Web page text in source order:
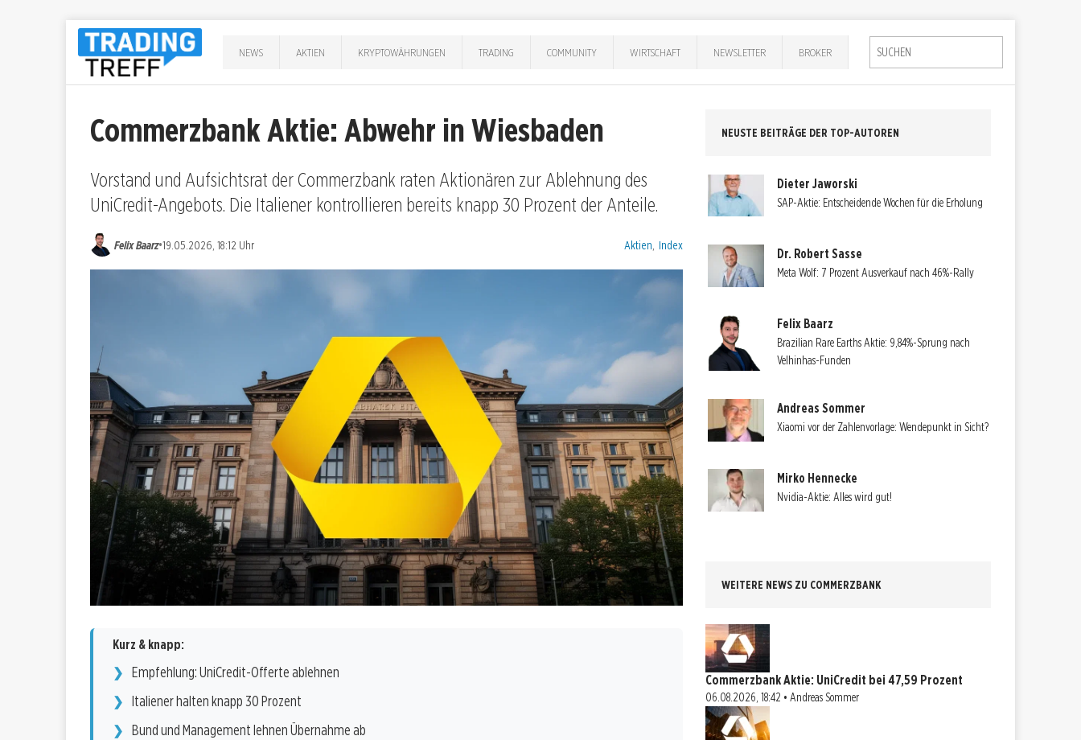
NEWS AKTIEN KRYPTOWÄHRUNGEN TRADING COMMUNITY WIRTSCHAFT NEWSLETTER BROKER
Commerzbank Aktie: Abwehr in Wiesbaden
Vorstand und Aufsichtsrat der Commerzbank raten Aktionären zur Ablehnung des
UniCredit-Angebots. Die Italiener kontrollieren bereits knapp 30 Prozent der Anteile.
Felix Baarz•19.05.2026, 18:12 Uhr Kategorien:
Aktien Index
Kurz & knapp:
Empfehlung: UniCredit-Offerte ablehnen
Italiener halten knapp 30 Prozent
Bund und Management lehnen Übernahme ab
NEUSTE BEITRÄGE DER TOP-AUTOREN
Dieter Jaworski
SAP-Aktie: Entscheidende Wochen für die Erholung
Dr. Robert Sasse
Meta Wolf: 7 Prozent Ausverkauf nach 46%-Rally
Felix Baarz
Brazilian Rare Earths Aktie: 9,84%-Sprung nach
Velhinhas-Funden
Andreas Sommer
Xiaomi vor der Zahlenvorlage: Wendepunkt in Sicht?
Mirko Hennecke
Nvidia-Aktie: Alles wird gut!
WEITERE NEWS ZU COMMERZBANK
Commerzbank Aktie: UniCredit bei 47,59 Prozent
06.08.2026, 18:42 • Andreas Sommer